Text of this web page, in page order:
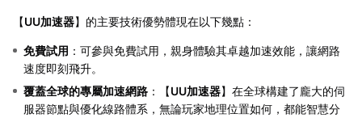
【UU加速器】的主要技術優勢體現在以下幾點：
免費試用 ：可參與免費試用，親身體驗其卓越加速效能，讓網路
速度即刻飛升。
覆蓋全球的專屬加速網路 ：【UU加速器】在全球構建了龐大的伺
服器節點與優化線路體系，無論玩家地理位置如何，都能智慧分